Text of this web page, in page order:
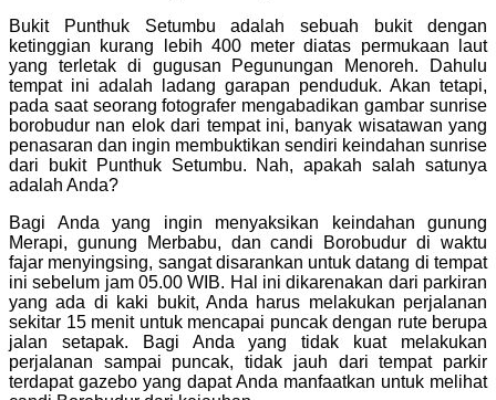
Bukit Punthuk Setumbu adalah sebuah bukit dengan
ketinggian kurang lebih 400 meter diatas permukaan laut
yang terletak di gugusan Pegunungan Menoreh. Dahulu
tempat ini adalah ladang garapan penduduk. Akan tetapi,
pada saat seorang fotografer mengabadikan gambar sunrise
borobudur nan elok dari tempat ini, banyak wisatawan yang
penasaran dan ingin membuktikan sendiri keindahan sunrise
dari bukit Punthuk Setumbu. Nah, apakah salah satunya
adalah Anda?
Bagi Anda yang ingin menyaksikan keindahan gunung
Merapi, gunung Merbabu, dan candi Borobudur di waktu
fajar menyingsing, sangat disarankan untuk datang di tempat
ini sebelum jam 05.00 WIB. Hal ini dikarenakan dari parkiran
yang ada di kaki bukit, Anda harus melakukan perjalanan
sekitar 15 menit untuk mencapai puncak dengan rute berupa
jalan setapak. Bagi Anda yang tidak kuat melakukan
perjalanan sampai puncak, tidak jauh dari tempat parkir
terdapat gazebo yang dapat Anda manfaatkan untuk melihat